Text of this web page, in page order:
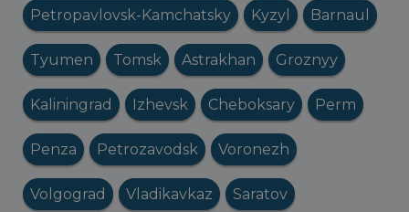
Petropavlovsk-Kamchatsky Kyzyl Barnaul
Tyumen Tomsk Astrakhan Groznyy
Kaliningrad Izhevsk Cheboksary Perm
Penza Petrozavodsk Voronezh
Volgograd Vladikavkaz Saratov